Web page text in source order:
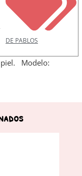
DE PABLOS
piel. Modelo: